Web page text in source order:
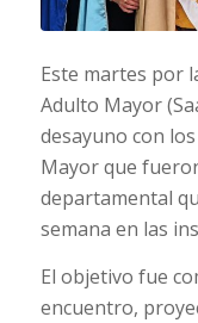
Este martes por
Adulto Mayor
desayuno con
Mayor que
departamental
semana en las
El objetivo fue
encuentro,